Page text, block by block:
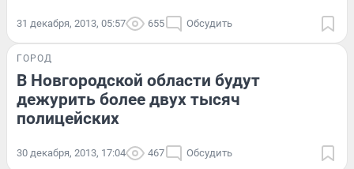
31 декабря, 2013, 05:57 655 Обсудить
ГОРОД
В Новгородской области будут
дежурить более двух тысяч
полицейских
30 декабря, 2013, 17:04 467 Обсудить